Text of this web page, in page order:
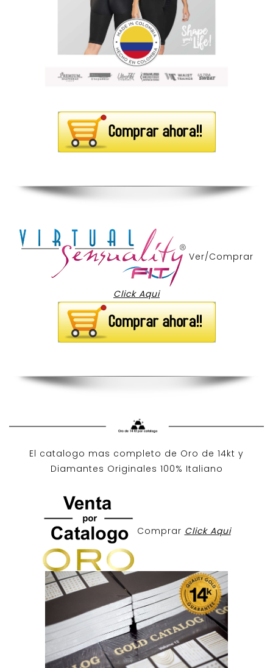
Ver/Comprar
Click Aqui
El catalogo mas completo de Oro de 14kt y
Diamantes Originales 100% Italiano
Comprar Click Aqui